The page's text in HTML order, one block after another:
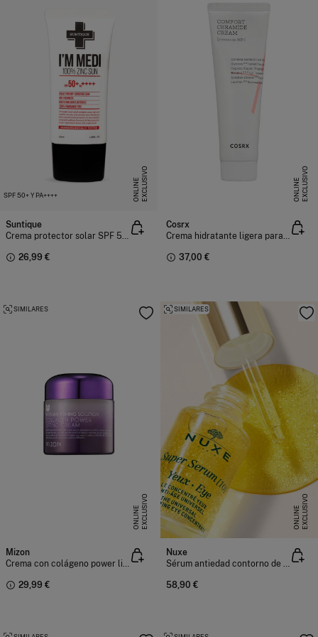
SPF 50+ Y PA++++ E
X
C
L
U
SI
V
O
O
N
L
I
N
E
Suntique
Crema protector solar SPF 50+ y PA++++ I'm Medi 100% Zinc 50 ml
26,99 €
E
X
C
L
U
SI
V
O
O
N
L
I
N
E
Cosrx
Crema hidratante ligera para pieles sensibles
37,00 €
E
X
C
L
U
SI
V
O
O
N
L
I
N
E
SIMILARES
Mizon
Crema con colágeno power lifting
29,99 €
E
X
C
L
U
SI
V
O
O
N
L
I
N
E
SIMILARES
Nuxe
Sérum antiedad contorno de ojos
58,90 €